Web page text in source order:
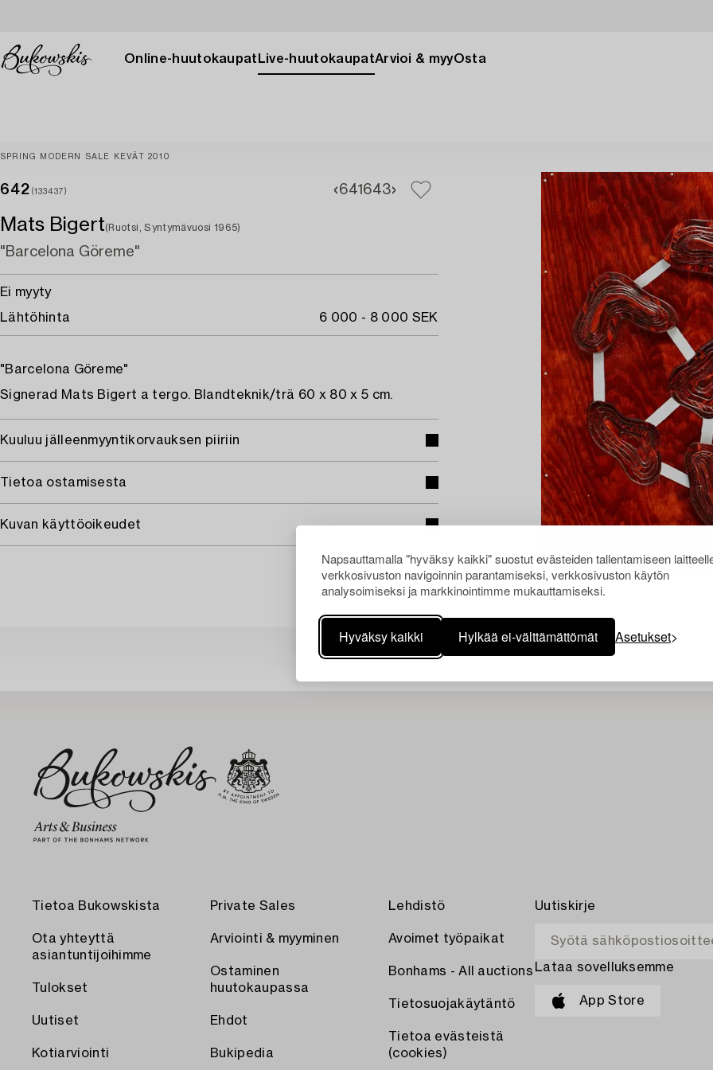
Napsauttamalla "hyväksy kaikki" suostut evästeiden tallentamiseen
verkkosivuston navigoinnin parantamiseksi, verkkosivuston käytön
analysoimiseksi ja markkinointimme mukauttamiseksi.
Hyväksy kaikki Hylkää ei-välttämättömät Asetukset
Online-huutokaupat Live-huutokaupatArvioi & myyOsta
SPRING MODERN SALE KEVÄT 2010
642 (133437) 641643
Mats Bigert(Ruotsi, Syntymävuosi 1965)
"Barcelona Göreme"
Ei myyty
Lähtöhinta
6 000 - 8 000 SEK
"Barcelona Göreme"
Signerad Mats Bigert a tergo. Blandteknik/trä 60 x 80 x 5 cm.
Kuuluu jälleenmyyntikorvauksen piiriin
Tietoa ostamisesta
Kuvan käyttöoikeudet
Muiden katsomia kohteita
Tietoa Bukowskista
Ota yhteyttä
asiantuntijoihimme
Tulokset
Uutiset
Kotiarviointi
Private Sales
Arviointi & myyminen
Ostaminen
huutokaupassa
Ehdot
Bukipedia
Lehdistö
Avoimet työpaikat
Bonhams - All auctions
Tietosuojakäytäntö
Tietoa evästeistä
(cookies)
Uutiskirje
Lataa sovelluksemme
App Store